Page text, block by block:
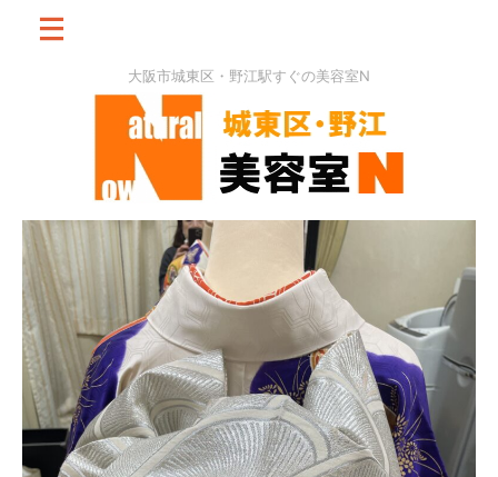
大阪市城東区・野江駅すぐの美容室N